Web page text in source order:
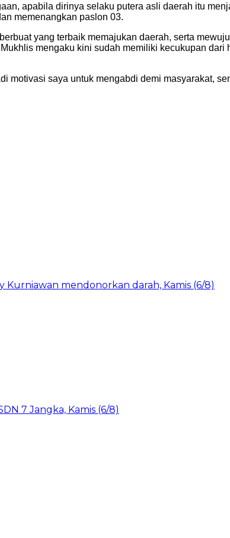
apabila dirinya selaku putera asli daerah itu
memenangkan paslon 03.
yang terbaik memajukan daerah, serta
mengaku kini sudah memiliki kecukupan dari
motivasi saya untuk mengabdi demi masyarakat,